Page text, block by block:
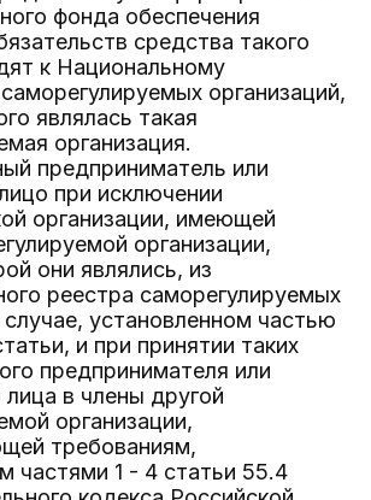
фонда обеспечения
средства такого
к Национальному
организаций,
являлась такая
организация.
предприниматель или
при исключении
организации, имеющей
организации,
они являлись, из
реестра саморегулируемых
случае, установленном частью
и при принятии таких
предпринимателя или
в члены другой
организации,
требованиям,
частями 1 - 4 статьи 55.4